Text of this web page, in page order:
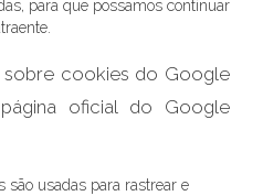
para que possamos continuar
sobre cookies do Google
oficial do Google
são usadas para rastrear e